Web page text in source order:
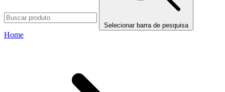
Selecionar barra de pesquisa
Home